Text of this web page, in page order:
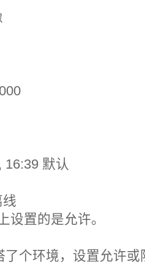
16:39 默认
设置的是允许。
了个环境，设置允许